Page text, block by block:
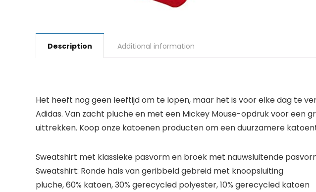
Description Additional information
Het heeft nog geen leeftijd om te lopen, maar het is voor elke dag te
Adidas. Van zacht pluche en met een Mickey Mouse-opdruk voor
uittrekken. Koop onze katoenen producten om een duurzamere
Sweatshirt met klassieke pasvorm en broek met nauwsluitende
Sweatshirt: Ronde hals van geribbeld gebreid met knoopsluiting
pluche, 60% katoen, 30% gerecycled polyester, 10% gerecycled katoen